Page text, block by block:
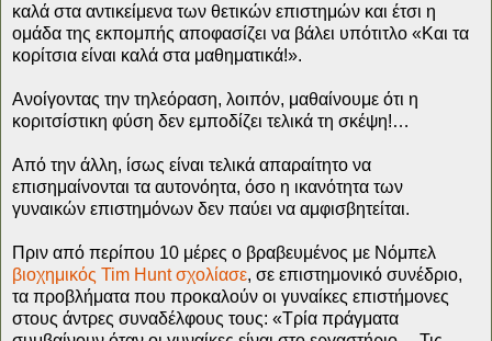
καλά στα αντικείμενα των θετικών επιστημών και έτσι η
ομάδα της εκπομπής αποφασίζει να βάλει υπότιτλο «Και τα
κορίτσια είναι καλά στα μαθηματικά!».
Ανοίγοντας την τηλεόραση, λοιπόν, μαθαίνουμε ότι η
κοριτσίστικη φύση δεν εμποδίζει τελικά τη σκέψη!…
Από την άλλη, ίσως είναι τελικά απαραίτητο να
επισημαίνονται τα αυτονόητα, όσο η ικανότητα των
γυναικών επιστημόνων δεν παύει να αμφισβητείται.
Πριν από περίπου 10 μέρες ο βραβευμένος με Νόμπελ
βιοχημικός Tim Hunt σχολίασε, σε επιστημονικό συνέδριο,
τα προβλήματα που προκαλούν οι γυναίκες επιστήμονες
στους άντρες συναδέλφους τους: «Τρία πράγματα